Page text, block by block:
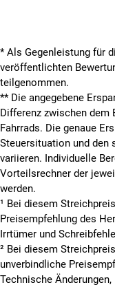
* Als Gegenleistung für
veröffentlichten
teilgenommen.
** Die angegebene
Differenz zwischen dem
Fahrrads. Die genaue
Steuersituation und den
variieren. Individuelle
Vorteilsrechner der
werden.
¹ Bei diesem
Preisempfehlung des
Irrtümer und
² Bei diesem
unverbindliche
Technische